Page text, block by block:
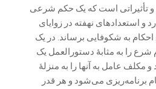
و تأثیراتی است که یک حکم شرعی
و استعدادهای نهفته در زوایای
احکام به شکوفایی برساند. در یک
را به مثابۀ دستورالعمل یک
مکلف عامل به آنها را به منزلۀ
برنامه‌ریزی می‌شود و هر قدر